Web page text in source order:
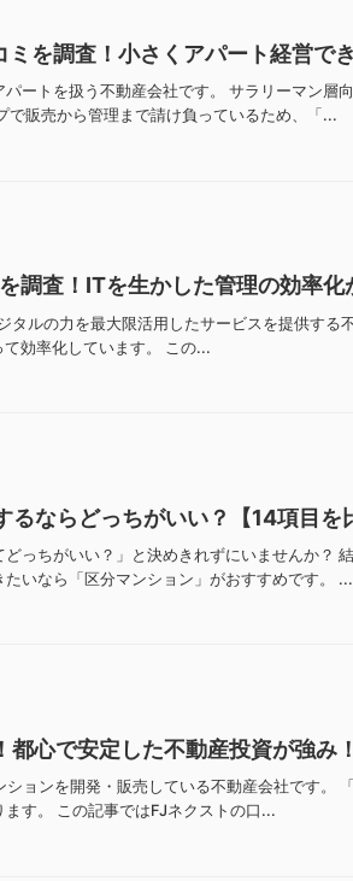
を調査！小さくアパート経営で
ートを扱う不動産会社です。 サラリーマン層
販売から管理まで請け負っているため、「...
調査！ITを生かした管理の効率化
ルの力を最大限活用したサービスを提供する
効率化しています。 この...
るならどっちがいい？【14項目を
どっちがいい？」と決めきれずにいませんか？
いなら「区分マンション」がおすすめです。 ...
心で安定した不動産投資が強み！
ョンを開発・販売している不動産会社です。
す。 この記事ではFJネクストの口...